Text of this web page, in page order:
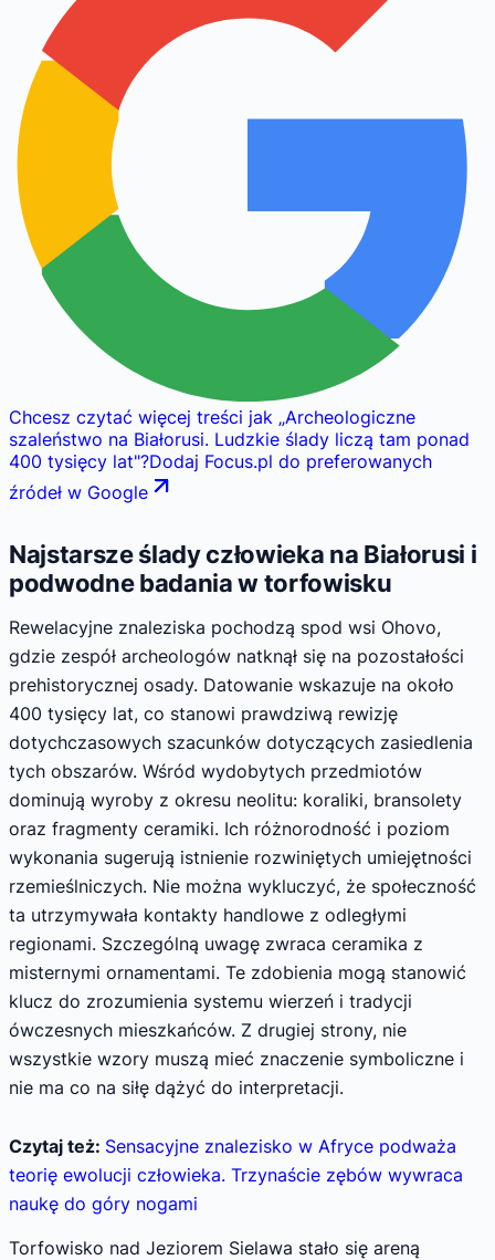
Chcesz czytać więcej treści jak „Archeologiczne
szaleństwo na Białorusi. Ludzkie ślady liczą tam ponad
400 tysięcy lat"?Dodaj Focus.pl do preferowanych
źródeł w Google
Najstarsze ślady człowieka na Białorusi i
podwodne badania w torfowisku
Rewelacyjne znaleziska pochodzą spod wsi Ohovo,
gdzie zespół archeologów natknął się na pozostałości
prehistorycznej osady. Datowanie wskazuje na około
400 tysięcy lat, co stanowi prawdziwą rewizję
dotychczasowych szacunków dotyczących zasiedlenia
tych obszarów. Wśród wydobytych przedmiotów
dominują wyroby z okresu neolitu: koraliki, bransolety
oraz fragmenty ceramiki. Ich różnorodność i poziom
wykonania sugerują istnienie rozwiniętych umiejętności
rzemieślniczych. Nie można wykluczyć, że społeczność
ta utrzymywała kontakty handlowe z odległymi
regionami. Szczególną uwagę zwraca ceramika z
misternymi ornamentami. Te zdobienia mogą stanowić
klucz do zrozumienia systemu wierzeń i tradycji
ówczesnych mieszkańców. Z drugiej strony, nie
wszystkie wzory muszą mieć znaczenie symboliczne i
nie ma co na siłę dążyć do interpretacji.
Czytaj też: Sensacyjne znalezisko w Afryce podważa
teorię ewolucji człowieka. Trzynaście zębów wywraca
naukę do góry nogami
Torfowisko nad Jeziorem Sielawa stało się areną